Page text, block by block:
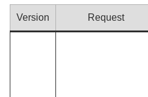
Version Request